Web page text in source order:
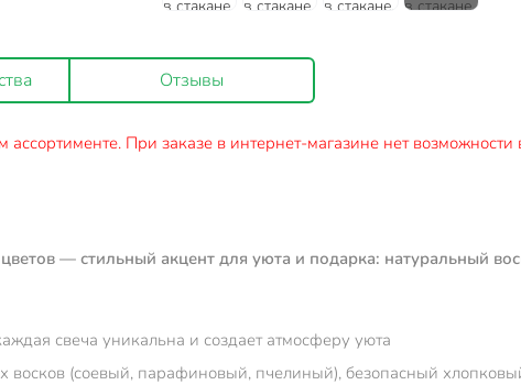
Отзывы
ассортименте. При заказе в интернет-магазине нет
— стильный акцент для уюта и подарка: натуральный
свеча уникальна и создает атмосферу уюта
восков (соевый, парафиновый, пчелиный), безопасный